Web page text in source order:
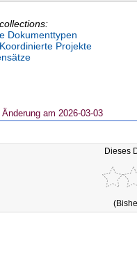
Dokumenttypen
Koordinierte Projekte
am 2026-03-03
Dieses